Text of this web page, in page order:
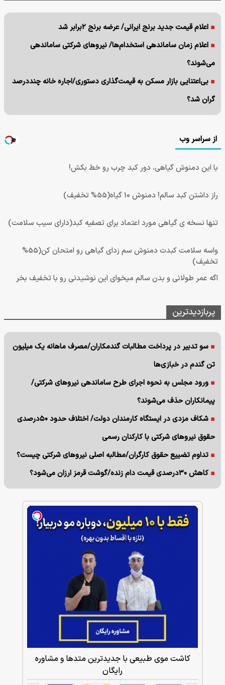
اعلام قیمت جدید برنج ایرانی/ عرضه برنج ۲برابر شد
اعلام زمان ساماندهی استخدام‌‌ها/ نیروهای شرکتی ساماندهی
می‌شوند؟
بی‌اعتنایی بازار مسکن به قیمت‌گذاری دستوری/اجاره خانه چنددرصد
گران شد؟
از سراسر وب
با این دمنوش گیاهی، دور کبد چرب رو خط بکش!
راز داشتن کبد سالم! دمنوش 10 گیاه(55% تخفیف)
تنها نسخه ی گیاهی مورد اعتماد برای تصفیه کبد(دارای سیب سلامت)
واسه سلامت کبدت دمنوش سم زدای گیاهی رو امتحان کن(55%
تخفیف)
اگه عمر طولانی و بدن سالم میخوای این نوشیدنی رو با تخفیف بخر
پربازدیدترین
سو تدبیر در پرداخت مطالبات گندمکاران/مصرف ماهانه یک میلیون
تن گندم در خبازی‌ها
ورود مجلس به نحوه اجرای طرح ساماندهی نیروهای شرکتی/
پیمانکاران حذف می‌شوند؟
شکاف مزدی در ایستگاه کارمندان دولت/ اختلاف حدود ۵۰درصدی
حقوق نیروهای شرکتی با کارکنان رسمی
تداوم تضییع حقوق کارگران/مطالبه اصلی نیروهای شرکتی چیست؟
کاهش ۳۰درصدی قیمت دام زنده/گوشت قرمز ارزان می‌شود؟
کاشت موی طبیعی با جدیدترین متدها و مشاوره
رایگان